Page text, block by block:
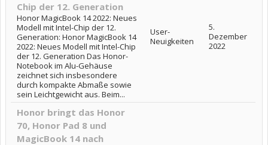
Chip der 12. Generation
Honor MagicBook 14 2022: Neues
Modell mit Intel-Chip der 12.
Generation: Honor MagicBook 14
2022: Neues Modell mit Intel-Chip
der 12. Generation Das Honor-
Notebook im Alu-Gehäuse
zeichnet sich insbesondere
durch kompakte Abmaße sowie
sein Leichtgewicht aus. Beim...
User-
Neuigkeiten
5.
Dezember
2022
Honor bringt das Honor
70, Honor Pad 8 und
MagicBook 14 nach